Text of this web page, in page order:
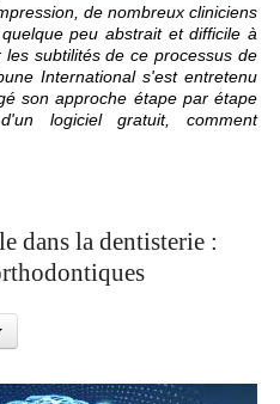
de nombreux cliniciens
peu abstrait et difficile à
subtilités de ce processus de
International s'est entretenu
son approche étape par étape
logiciel gratuit, comment
dans la dentisterie :